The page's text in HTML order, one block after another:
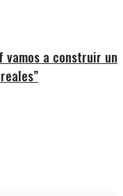
vamos a construir un